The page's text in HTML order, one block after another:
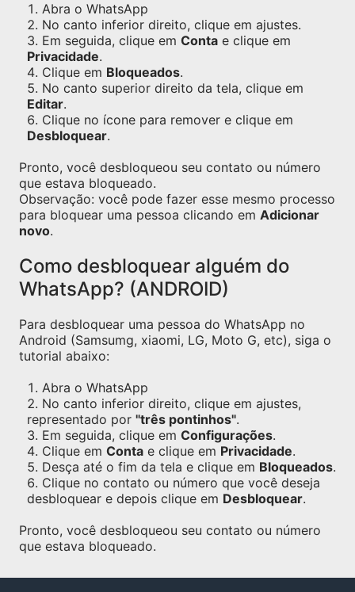
Abra o WhatsApp
No canto inferior direito, clique em ajustes.
Em seguida, clique em Conta e clique em
Privacidade.
Clique em Bloqueados.
No canto superior direito da tela, clique em
Editar.
Clique no ícone para remover e clique em
Desbloquear.
Pronto, você desbloqueou seu contato ou número
que estava bloqueado.
Observação: você pode fazer esse mesmo processo
para bloquear uma pessoa clicando em Adicionar
novo.
Como desbloquear alguém do
WhatsApp? (ANDROID)
Para desbloquear uma pessoa do WhatsApp no
Android (Samsumg, xiaomi, LG, Moto G, etc), siga o
tutorial abaixo:
Abra o WhatsApp
No canto inferior direito, clique em ajustes,
representado por "três pontinhos".
Em seguida, clique em Configurações.
Clique em Conta e clique em Privacidade.
Desça até o fim da tela e clique em Bloqueados.
Clique no contato ou número que você deseja
desbloquear e depois clique em Desbloquear.
Pronto, você desbloqueou seu contato ou número
que estava bloqueado.